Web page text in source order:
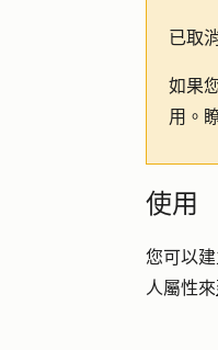
已取
如果
用。
使用
您可以
人屬性來